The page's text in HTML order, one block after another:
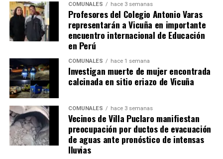
COMUNALES hace 3 semanas
Profesores del Colegio Antonio Varas
representarán a Vicuña en importante
encuentro internacional de Educación
en Perú
COMUNALES hace 1 semana
Investigan muerte de mujer encontrada
calcinada en sitio eriazo de Vicuña
COMUNALES hace 3 semanas
Vecinos de Villa Puclaro manifiestan
preocupación por ductos de evacuación
de aguas ante pronóstico de intensas
lluvias